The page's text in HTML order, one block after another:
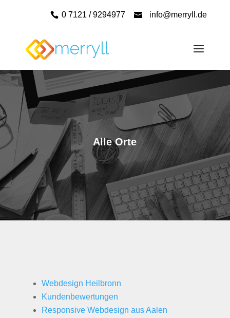
0 7121 / 9294977 info@merryll.de
Alle Orte
Webdesign Heilbronn
Kundenbewertungen
Responsive Webdesign aus Aalen